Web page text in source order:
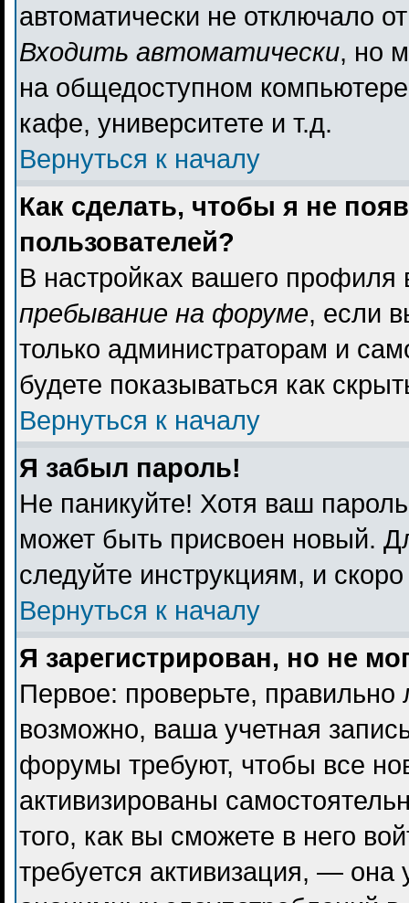
автоматически не отключало
Входить автоматически, но
на общедоступном
кафе, университете и т.д.
Вернуться к началу
Как сделать, чтобы я не
пользователей?
В настройках вашего
пребывание на форуме, если
только администраторам и
будете показываться как
Вернуться к началу
Я забыл пароль!
Не паникуйте! Хотя ваш
может быть присвоен новый.
следуйте инструкциям, и
Вернуться к началу
Я зарегистрирован, но не
Первое: проверьте,
возможно, ваша учетная
форумы требуют, чтобы все
активизированы
того, как вы сможете в него
требуется активизация, —